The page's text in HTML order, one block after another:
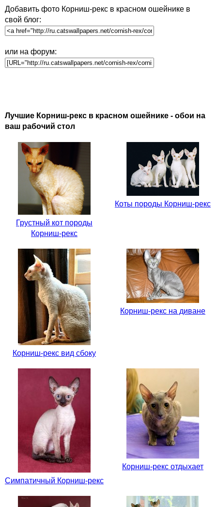
Добавить фото Корниш-рекс в красном ошейнике в
свой блог:
или на форум:
Лучшие Корниш-рекс в красном ошейнике - обои на
ваш рабочий стол
Грустный кот породы
Корниш-рекс
Коты породы Корниш-рекс
Корниш-рекс вид сбоку
Корниш-рекс на диване
Симпатичный Корниш-рекс
Корниш-рекс отдыхает